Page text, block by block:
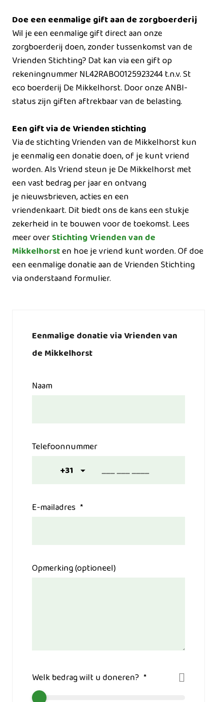
Doe een eenmalige gift aan de zorgboerderij
Wil je een eenmalige gift direct aan onze
zorgboerderij doen, zonder tussenkomst van de
Vrienden Stichting? Dat kan via een gift op
rekeningnummer NL42RABO0125923244 t.n.v. St
eco boerderij De Mikkelhorst. Door onze ANBI-
status zijn giften aftrekbaar van de belasting.
Een gift via de Vrienden stichting
Via de stichting Vrienden van de Mikkelhorst kun
je eenmalig een donatie doen, of je kunt vriend
worden. Als Vriend steun je De Mikkelhorst met
een vast bedrag per jaar en ontvang
je nieuwsbrieven, acties en een
vriendenkaart. Dit biedt ons de kans een stukje
zekerheid in te bouwen voor de toekomst. Lees
meer overStichting Vrienden van de
Mikkelhorsten hoe je vriend kunt worden. Of doe
een eenmalige donatie aan de Vrienden Stichting
via onderstaand formulier.
Eenmalige donatie via Vrienden van
de Mikkelhorst
Naam
Telefoonnummer
+31
E-mailadres *
Opmerking (optioneel)
Welk bedrag wilt u doneren? *